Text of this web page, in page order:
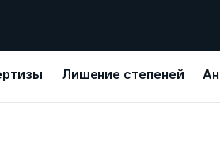
Лишение степеней